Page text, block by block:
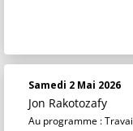
Samedi 2 Mai 2026
Jon Rakotozafy
Au programme :